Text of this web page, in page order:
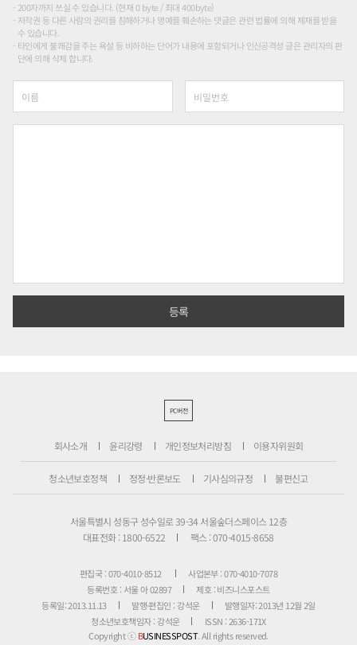
200자까지 쓰실 수 있습니다. (현재 0 byte / 최대 400byte)
저작권 등 다른 사람의 권리를 침해하거나 명예를 훼손하는 댓글은 관련 법률에 의해 제재를 받을
수 있습니다.
타인에게 불쾌감을 주는 욕설 등 비하하는 단어가 내용에 포함되거나 인신공격성 글은 관리자의 판
단에 의해 삭제 합니다.
PC버전
회사소개 윤리강령 개인정보처리방침 이용자위원회
청소년보호정책 정정·반론보도 기사심의규정 불편신고
서울특별시 성동구 성수일로 39-34 서울숲더스페이스 12층
대표전화 : 1800-6522
팩스 : 070-4015-8658
편집국 : 070-4010-8512
사업본부 : 070-4010-7078
등록번호 : 서울 아 02897
제호 : 비즈니스포스트
등록일: 2013.11.13
발행·편집인 : 강석운
발행일자: 2013년 12월 2일
청소년보호책임자 : 강석운
ISSN : 2636-171X
Copyright ⓒBUSINESSPOST. All rights reserved.